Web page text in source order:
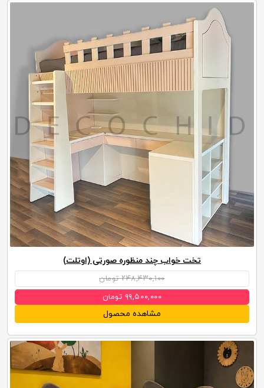
تخت خواب چند منظوره صورتی (اوتلت)
۲۴۸,۴۳۰,۱۰۰ تومان
۹۹,۵۰۰,۰۰۰ تومان
مشاهده محصول